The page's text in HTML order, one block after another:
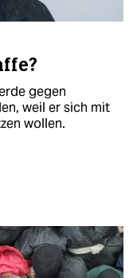
gegen
weil er sich mit
wollen.